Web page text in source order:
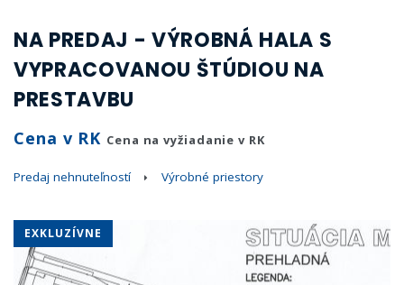
NA PREDAJ - VÝROBNÁ HALA S
VYPRACOVANOU ŠTÚDIOU NA
PRESTAVBU
Cena v RK Cena na vyžiadanie v RK
Predaj nehnuteľností Výrobné priestory
EXKLUZÍVNE